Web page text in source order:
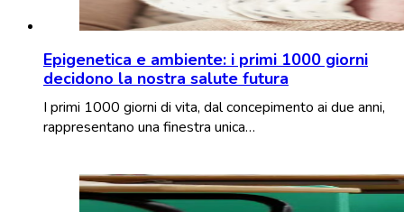
Epigenetica e ambiente: i primi 1000 giorni
decidono la nostra salute futura
I primi 1000 giorni di vita, dal concepimento ai due anni,
rappresentano una finestra unica…